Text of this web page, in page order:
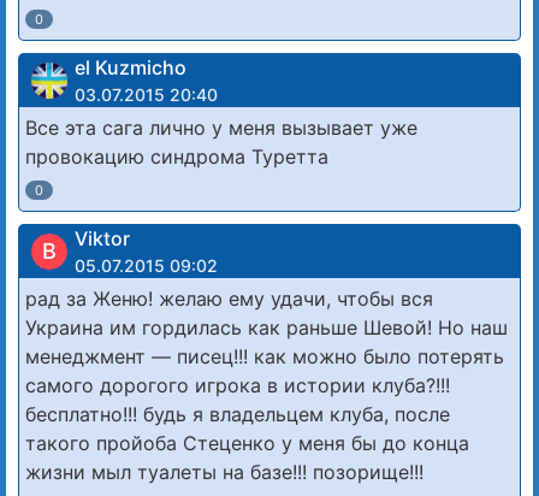
0
el Kuzmicho
03.07.2015 20:40
Все эта сага лично у меня вызывает уже
провокацию синдрома Туретта
0
В Viktor
05.07.2015 09:02
рад за Женю! желаю ему удачи, чтобы вся
Украина им гордилась как раньше Шевой! Но наш
менеджмент — писец!!! как можно было потерять
самого дорогого игрока в истории клуба?!!!
бесплатно!!! будь я владельцем клуба, после
такого пройоба Стеценко у меня бы до конца
жизни мыл туалеты на базе!!! позорище!!!